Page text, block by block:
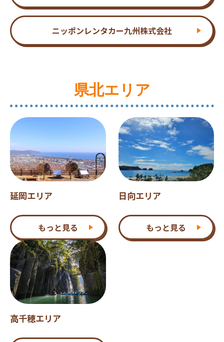
ニッポンレンタカー九州株式会社
県北エリア
延岡エリア
もっと見る
日向エリア
もっと見る
高千穂エリア